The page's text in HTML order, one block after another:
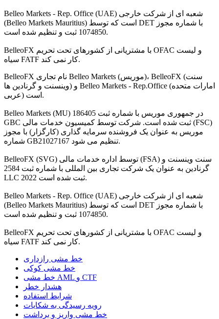
Belleo Markets - Rep. Office (UAE) شعبه ای از شرکت خارجی
(Belleo Markets Mauritius) است که توسط DET با شماره مجوز
1074850 ثبت و تنظیم شده است.
BelleoFX با مشتریانی از کشورهای تحت تحریم OFAC و لیست
سیاه FATF کار نمی کند.
BelleoFX نام تجاری Belleo Markets (موریس)، BelleoFX (سنت
وینسنت و گرنادین ها) و Belleo Markets - Rep.Office (امارات متحده
عربی) است.
Belleo Markets (MU) در جمهوری موریس با شماره ثبت 186405
GBC ثبت شده است. شرکت توسط کمیسیون خدمات مالی (FSC)
موریس به عنوان یک فروشنده سرمایه گذاری (کارگزار) با مجوز
شماره GB21027167 تنظیم می شود.
BelleoFX (SVG) توسط اداره خدمات مالی (FSA) سنت وینسنت و
گرنادین به عنوان یک شرکت تجاری بین المللی با شماره ثبت 2584
LLC 2022 ثبت شده است.
Belleo Markets - Rep. Office (UAE) شعبه ای از شرکت خارجی
(Belleo Markets Mauritius) است که توسط DET با شماره مجوز
1074850 ثبت و تنظیم شده است.
BelleoFX با مشتریانی از کشورهای تحت تحریم OFAC و لیست
سیاه FATF کار نمی کند.
خط مشی رازداری
خط مشی کوکی
خط مشی AML و CTF
هشدار خطر
شرایط استفاده
رویه رسیدگی به شکایات
خط مشی واریز و برداشت